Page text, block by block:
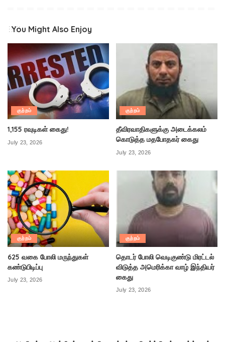
You Might Also Enjoy
குற்றம்
1,155 ரவுடிகள் கைது!
July 23, 2026
குற்றம்
தீவிரவாதிகளுக்கு அடைக்கலம்
கொடுத்த மதபோதகர் கைது
July 23, 2026
குற்றம்
625 வகை போலி மருந்துகள்
கண்டுபிடிப்பு
July 23, 2026
குற்றம்
தொடர் போலி வெடிகுண்டு மிரட்டல்
விடுத்த அமெரிக்கா வாழ் இந்தியர்
கைது
July 23, 2026